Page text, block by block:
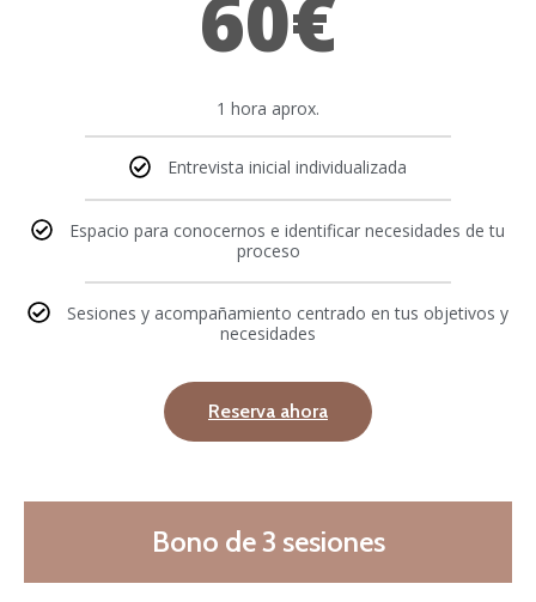
60€
1 hora aprox.
Entrevista inicial individualizada
Espacio para conocernos e identificar necesidades de tu
proceso
Sesiones y acompañamiento centrado en tus objetivos y
necesidades
Reserva ahora
Bono de 3 sesiones